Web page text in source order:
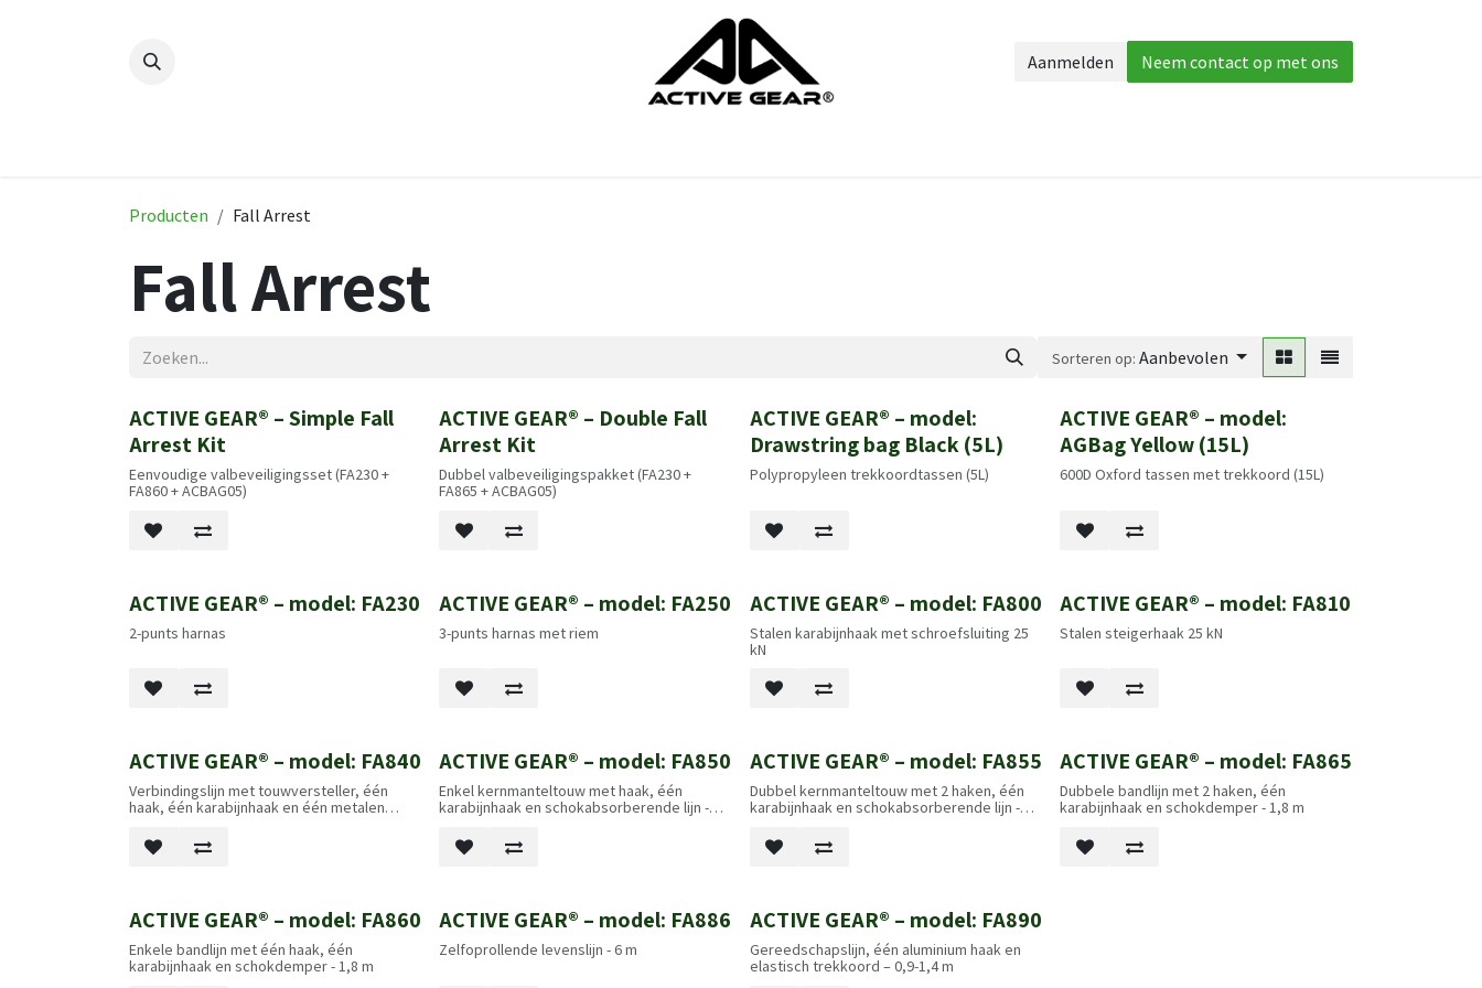
Aanmelden Neem contact op met ons
Producten Fall Arrest
Fall Arrest
Sorteren op: Aanbevolen
Nieuw!
ACTIVE GEAR® – Simple Fall
Arrest Kit
Eenvoudige valbeveiligingsset (FA230 +
FA860 + ACBAG05)
Nieuw!
ACTIVE GEAR® – Double Fall
Arrest Kit
Dubbel valbeveiligingspakket (FA230 +
FA865 + ACBAG05)
Nieuw!
ACTIVE GEAR® – model:
Drawstring bag Black (5L)
Polypropyleen trekkoordtassen (5L)
Nieuw!
ACTIVE GEAR® – model:
AGBag Yellow (15L)
600D Oxford tassen met trekkoord (15L)
ACTIVE GEAR® – model: FA230
2-punts harnas
ACTIVE GEAR® – model: FA250
3-punts harnas met riem
ACTIVE GEAR® – model: FA800
Stalen karabijnhaak met schroefsluiting 25
kN
ACTIVE GEAR® – model: FA810
Stalen steigerhaak 25 kN
ACTIVE GEAR® – model: FA840
Verbindingslijn met touwversteller, één
haak, één karabijnhaak en één metalen
ACTIVE GEAR® – model: FA850
Enkel kernmanteltouw met haak, één
karabijnhaak en schokabsorberende lijn -
ACTIVE GEAR® – model: FA855
Dubbel kernmanteltouw met 2 haken, één
karabijnhaak en schokabsorberende lijn -
ACTIVE GEAR® – model: FA865
Dubbele bandlijn met 2 haken, één
karabijnhaak en schokdemper - 1,8 m
ACTIVE GEAR® – model: FA860
Enkele bandlijn met één haak, één
karabijnhaak en schokdemper - 1,8 m
ACTIVE GEAR® – model: FA886
Zelfoprollende levenslijn - 6 m
ACTIVE GEAR® – model: FA890
Gereedschapslijn, één aluminium haak en
elastisch trekkoord – 0,9-1,4 m